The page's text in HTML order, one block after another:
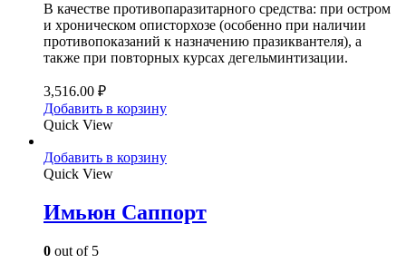
В качестве противопаразитарного средства: при остром
и хроническом описторхозе (особенно при наличии
противопоказаний к назначению празиквантеля), а
также при повторных курсах дегельминтизации.
3,516.00 ₽
Добавить в корзину
Quick View
Добавить в корзину
Quick View
Имьюн Саппорт
0 out of 5